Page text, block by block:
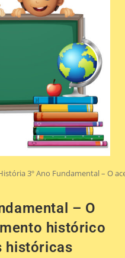
3º Ano Fundamental – O
– O
histórico
históricas